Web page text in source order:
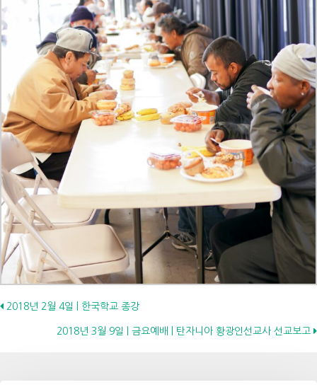
Posts
navigation
2018년 2월 4일 | 한국학교 종강
2018년 3월 9일 | 금요예배 | 탄자니아 황광인선교사 선교보고